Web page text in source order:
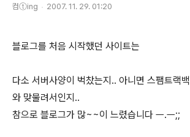
컴ⓣing 2007. 11. 29. 01:20
블로그를 처음 시작했던 사이트는
다소 서버사양이 벅찼는지.. 아니면 스팸트랙
와 맞물려서인지..
참으로 블로그가 많~~이 느렸습니다 ㅡ.ㅡ;;